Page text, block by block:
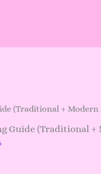
Guide (Traditional +